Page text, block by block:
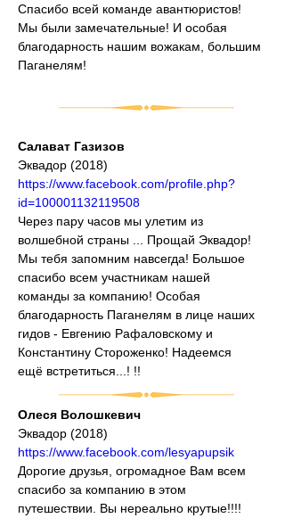
Спасибо всей команде авантюристов!
Мы были замечательные! И особая
благодарность нашим вожакам, большим
Паганелям!
Салават Газизов
Эквадор (2018)
https://www.facebook.com/profile.php?
id=100001132119508
Через пару часов мы улетим из
волшебной страны ... Прощай Эквадор!
Мы тебя запомним навсегда! Большое
спасибо всем участникам нашей
команды за компанию! Особая
благодарность Паганелям в лице наших
гидов - Евгению Рафаловскому и
Константину Стороженко! Надеемся
ещё встретиться...! !!
Олеся Волошкевич
Эквадор (2018)
https://www.facebook.com/lesyapupsik
Дорогие друзья, огромадное Вам всем
спасибо за компанию в этом
путешествии. Вы нереально крутые!!!!